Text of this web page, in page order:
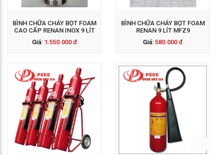
BÌNH CHỮA CHÁY BỌT FOAM
CAO CẤP RENAN INOX 9 LÍT
Giá: 1.550.000 đ
BÌNH CHỮA CHÁY BỌT FOAM
RENAN 9 LÍT MFZ9
Giá: 580.000 đ
GỌI NGAY: 0938 563
114